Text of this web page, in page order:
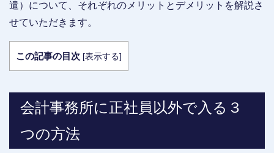
遣）について、それぞれのメリットとデメリットを解説さ
せていただきます。
この記事の目次 [表示する]
会計事務所に正社員以外で入る３
つの方法